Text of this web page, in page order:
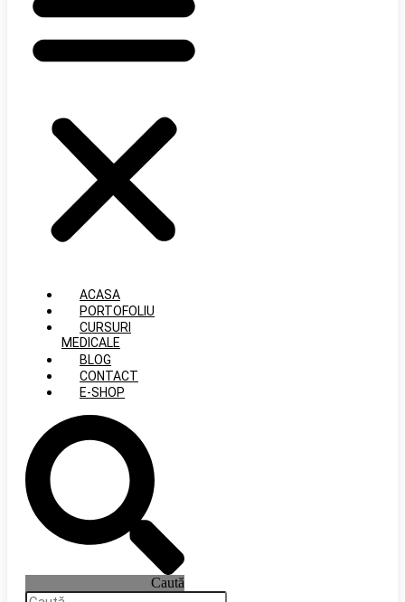
ACASA
PORTOFOLIU
CURSURI
MEDICALE
BLOG
CONTACT
E-SHOP
Caută